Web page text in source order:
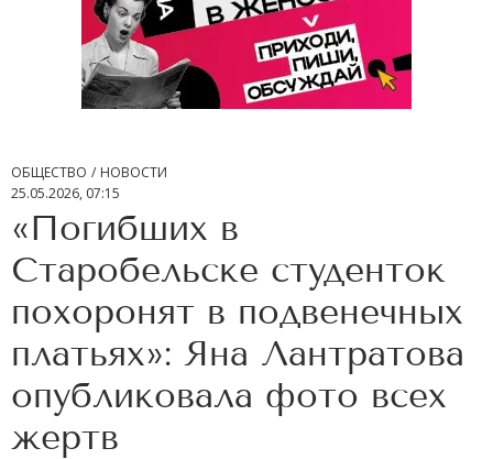
ОБЩЕСТВО
НОВОСТИ
25.05.2026, 07:15
«Погибших в
Старобельске студенток
похоронят в подвенечных
платьях»: Яна Лантратова
опубликовала фото всех
жертв